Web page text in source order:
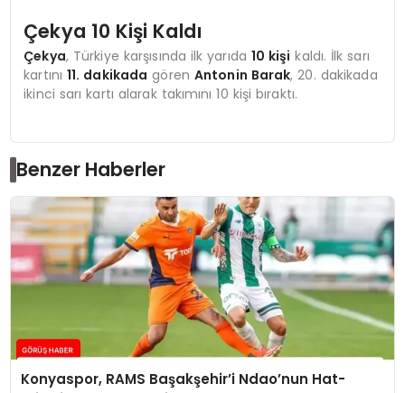
Çekya 10 Kişi Kaldı
Çekya, Türkiye karşısında ilk yarıda 10 kişi kaldı. İlk sarı
kartını11. dakikada gören Antonin Barak, 20. dakikada
ikinci sarı kartı alarak takımını 10 kişi bıraktı.
Benzer Haberler
Konyaspor, RAMS Başakşehir’i Ndao’nun Hat-